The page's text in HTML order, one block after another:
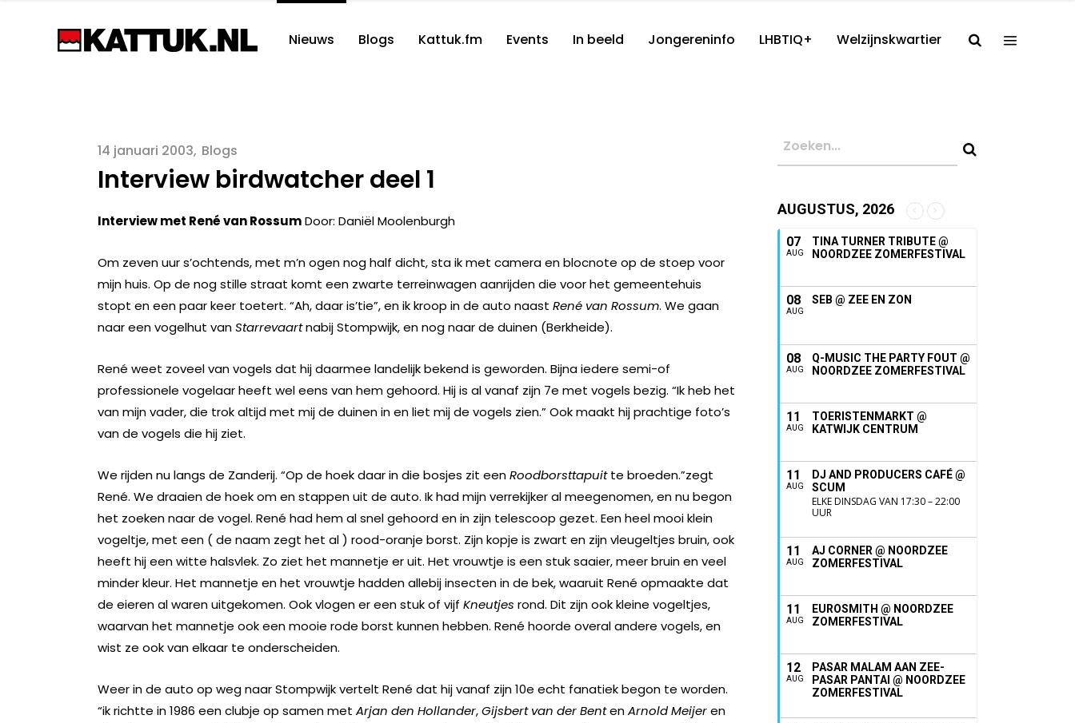
Nieuws Blogs Kattuk.fm Events In beeld Jongereninfo LHBTIQ+ Welzijnskwartier
14 januari 2003 Blogs
Interview birdwatcher deel 1
Interview met René van RossumDoor: Daniël Moolenburgh
Om zeven uur s’ochtends, met m’n ogen nog half dicht, sta ik met camera en blocnote op de stoep voor
mijn huis. Op de nog stille straat komt een zwarte terreinwagen aanrijden die voor het gemeentehuis
stopt en een paar keer toetert. “Ah, daar is’tie”, en ik kroop in de auto naast René van Rossum. We gaan
naar een vogelhut vanStarrevaartnabij Stompwijk, en nog naar de duinen (Berkheide).
René weet zoveel van vogels dat hij daarmee landelijk bekend is geworden. Bijna iedere semi-of
professionele vogelaar heeft wel eens van hem gehoord. Hij is al vanaf zijn 7e met vogels bezig. “Ik heb het
van mijn vader, die trok altijd met mij de duinen in en liet mij de vogels zien.” Ook maakt hij prachtige foto’s
van de vogels die hij ziet.
We rijden nu langs de Zanderij. “Op de hoek daar in die bosjes zit eenRoodborsttapuitte broeden.”zegt
René. We draaien de hoek om en stappen uit de auto. Ik had mijn verrekijker al meegenomen, en nu begon
het zoeken naar de vogel. René had hem al snel gehoord en in zijn telescoop gezet. Een heel mooi klein
vogeltje, met een ( de naam zegt het al ) rood-oranje borst. Zijn kopje is zwart en zijn vleugeltjes bruin, ook
heeft hij een witte halsvlek. Zo ziet het mannetje er uit. Het vrouwtje is een stuk saaier, meer bruin en veel
minder kleur. Het mannetje en het vrouwtje hadden allebij insecten in de bek, waaruit René opmaakte dat
de eieren al waren uitgekomen. Ook vlogen er een stuk of vijf Kneutjes rond. Dit zijn ook kleine vogeltjes,
waarvan het mannetje ook een mooie rode borst kunnen hebben. René hoorde overal andere vogels, en
wist ze ook van elkaar te onderscheiden.
Weer in de auto op weg naar Stompwijk vertelt René dat hij vanaf zijn 10e echt fanatiek begon te worden.
“ik richtte in 1986 een clubje op samen met Arjan den Hollander,Gijsbert van der BentenArnold Meijeren
AUGUSTUS, 2026
07
AUG
TINA TURNER TRIBUTE @
NOORDZEE ZOMERFESTIVAL
08
AUG
SEB @ ZEE EN ZON
08
AUG
Q-MUSIC THE PARTY FOUT @
NOORDZEE ZOMERFESTIVAL
11
AUG
TOERISTENMARKT @
KATWIJK CENTRUM
11
AUG
DJ AND PRODUCERS CAFÉ @
SCUM
ELKE DINSDAG VAN 17:30 – 22:00
UUR
11
AUG
AJ CORNER @ NOORDZEE
ZOMERFESTIVAL
11
AUG
EUROSMITH @ NOORDZEE
ZOMERFESTIVAL
12
AUG
PASAR MALAM AAN ZEE-
PASAR PANTAI @ NOORDZEE
ZOMERFESTIVAL